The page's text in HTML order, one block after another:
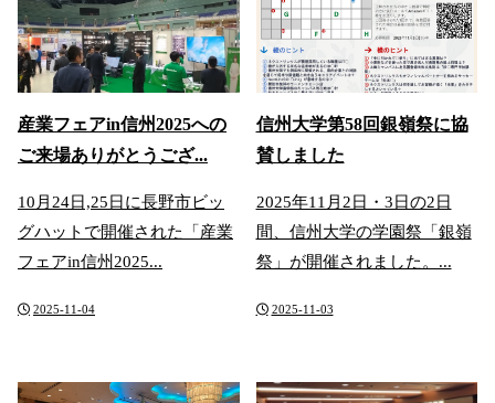
産業フェアin信州2025への
ご来場ありがとうござ...
10月24日,25日に長野市ビッ
グハットで開催された「産業
フェアin信州2025...
2025-11-04
信州大学第58回銀嶺祭に協
賛しました
2025年11月2日・3日の2日
間、信州大学の学園祭「銀嶺
祭」が開催されました。...
2025-11-03